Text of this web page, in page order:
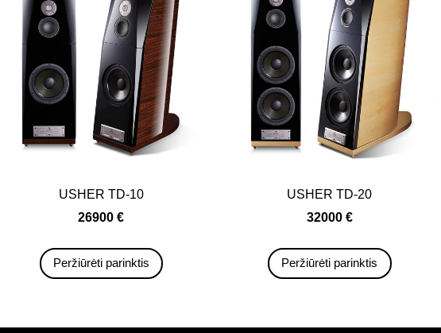
USHER TD-10
26900 €
Peržiūrėti parinktis
USHER TD-20
32000 €
Peržiūrėti parinktis